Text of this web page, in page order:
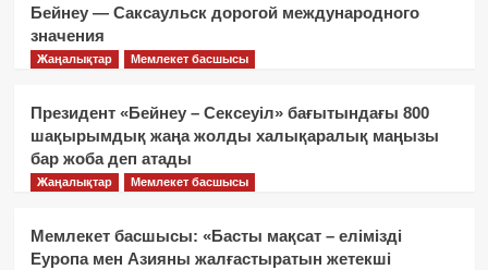
Бейнеу — Саксаульск дорогой международного
значения
Жаңалықтар Мемлекет басшысы
Президент «Бейнеу – Сексеуіл» бағытындағы 800
шақырымдық жаңа жолды халықаралық маңызы
бар жоба деп атады
Жаңалықтар Мемлекет басшысы
Мемлекет басшысы: «Басты мақсат – елімізді
Еуропа мен Азияны жалғастыратын жетекші